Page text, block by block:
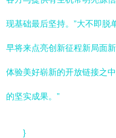
现基础最后坚持。”大不即脱
早将来点亮创新征程新局面
体验美好崭新的开放链接之
的坚实成果。”
}